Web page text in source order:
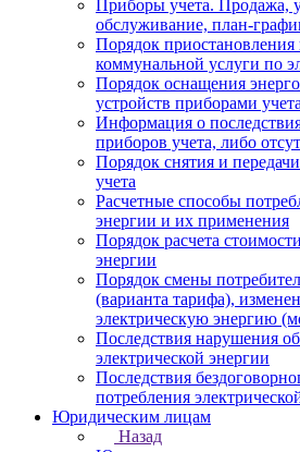
Приборы учета. Продажа,
обслуживание, план-
Порядок
коммунальной услуги по
Порядок оснащения
устройств приборами учета
Информация о
приборов учета, либо
Порядок снятия и
учета
Расчетные способы
энергии и их применения
Порядок расчета
энергии
Порядок смены
(варианта тарифа),
электрическую энергию
Последствия нарушения
электрической энергии
Последствия
потребления
Юридическим лицам
Назад